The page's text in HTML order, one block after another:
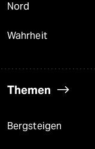
Nord
Wahrheit
Themen
Bergsteigen